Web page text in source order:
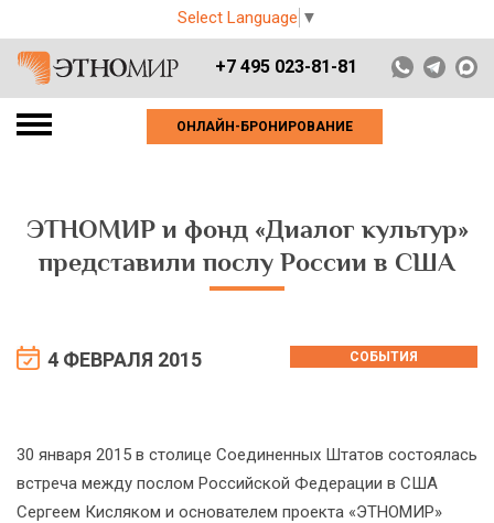
Select Language ▼
+7 495 023-81-81
ОНЛАЙН-БРОНИРОВАНИЕ
ЭТНОМИР и фонд «Диалог культур»
представили послу России в США
4 ФЕВРАЛЯ 2015 СОБЫТИЯ
30 января 2015 в столице Соединенных Штатов состоялась
встреча между послом Российской Федерации в США
Сергеем Кисляком и основателем проекта «ЭТНОМИР»